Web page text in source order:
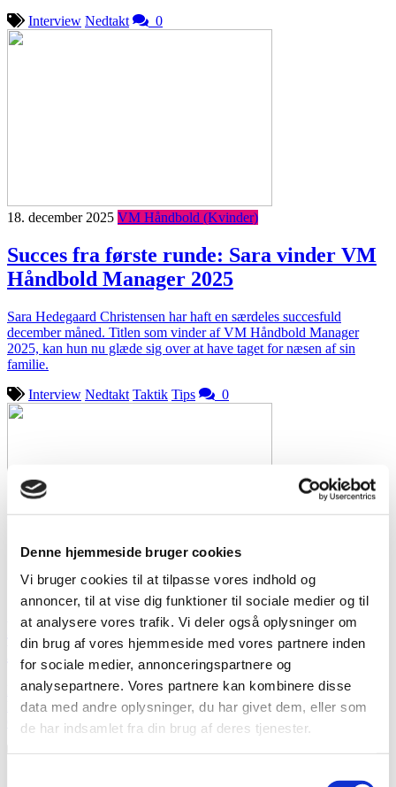
Denne hjemmeside bruger cookies
Vi bruger cookies til at tilpasse vores indhold og
annoncer, til at vise dig funktioner til sociale medier og til
at analysere vores trafik. Vi deler også oplysninger om
din brug af vores hjemmeside med vores partnere inden
for sociale medier, annonceringspartnere og
analysepartnere. Vores partnere kan kombinere disse
data med andre oplysninger, du har givet dem, eller som
de har indsamlet fra din brug af deres tjenester.
Interview Nedtakt 0
18. december 2025 VM Håndbold (Kvinder)
Succes fra første runde: Sara vinder VM
Håndbold Manager 2025
Sara Hedegaard Christensen har haft en særdeles succesfuld
december måned. Titlen som vinder af VM Håndbold Manager
2025, kan hun nu glæde sig over at have taget for næsen af sin
familie.
Interview Nedtakt Taktik Tips 0
11. december 2025 Super Manager
Fra bitter 2’er til Guldnål: Sådan vandt
Kim Super Manager
Efter mere end 25 år, over 100 hold og en smertefuld 2. plads i 2018
kunne 45-årige Kim fra Undløse endelig sikre sig den eftertragtede
Guldnål som vinder af Super Manager – Efterår 2025.
Interview Nedtakt 0